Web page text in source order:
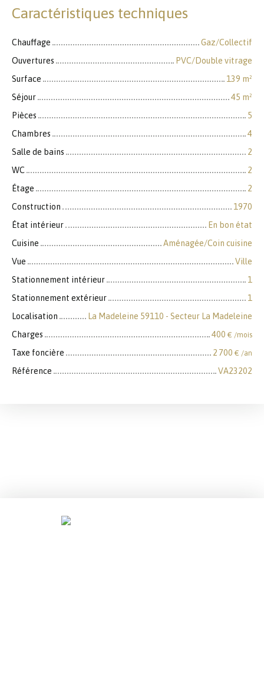
Caractéristiques techniques
Chauffage
Gaz/Collectif
Ouvertures
PVC/Double vitrage
Surface
139 m²
Séjour
45 m²
Pièces
5
Chambres
4
Salle de bains
2
WC
2
Étage
2
Construction
1970
État intérieur
En bon état
Cuisine
Aménagée/Coin cuisine
Vue
Ville
Stationnement intérieur
1
Stationnement extérieur
1
Localisation
La Madeleine 59110 - Secteur La Madeleine
Charges
400 € /mois
Taxe foncière 2 700 € /an
Référence VA23202